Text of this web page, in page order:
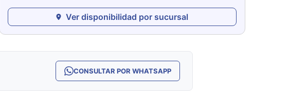
Ver disponibilidad por sucursal
CONSULTAR POR WHATSAPP